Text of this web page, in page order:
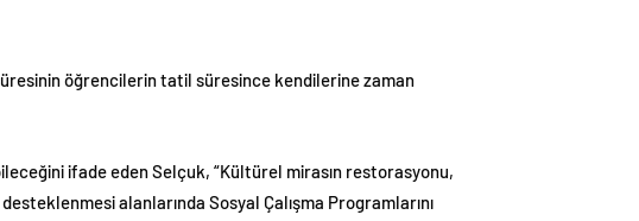
öğrencilerin tatil süresince kendilerine zaman
ifade eden Selçuk, “Kültürel mirasın restorasyonu,
alanlarında Sosyal Çalışma Programlarını